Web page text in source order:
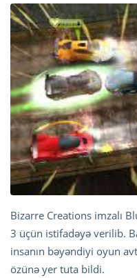
Bizarre Creations imzalı
3 üçün istifadəyə verilib.
insanın bəyəndiyi oyun
özünə yer tuta bildi.